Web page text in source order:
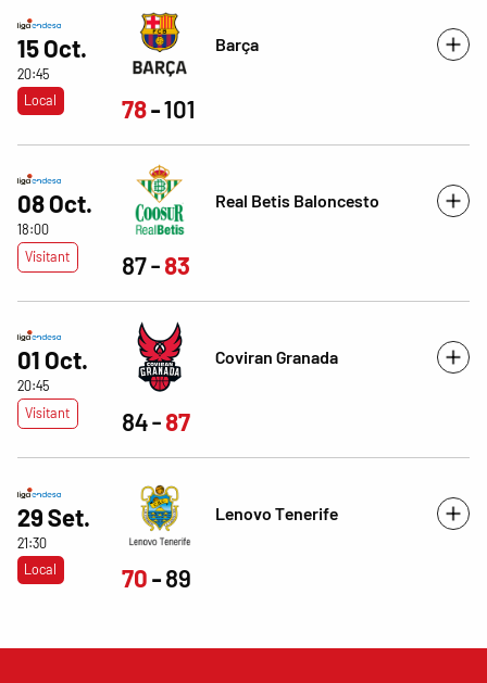
15 Oct.
20:45
Local
Barça
78 101
08 Oct.
18:00
Visitant
Real Betis Baloncesto
87 83
01 Oct.
20:45
Visitant
Coviran Granada
84 87
29 Set.
21:30
Local
Lenovo Tenerife
70 89